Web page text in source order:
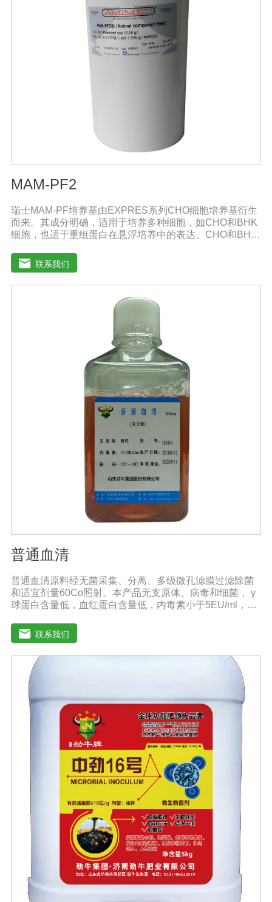
MAM-PF2
瑞士MAM-PF培养基由EXPRES系列CHO细胞培养基衍生
而来。其成分明确，适用于培养多种细胞，如CHO和BHK
细胞，也适于重组蛋白在悬浮培养中的表达。CHO和BHK
列培养基不含L-谷氨酰胺以避免因L-谷氨酰胺降解和胺积累
带来的不利影响。MAM-PF培养基可添加极少量的酚红或
不添加。无血清培养基比需添加血清的培养基高级，它有
助于表达产物的纯化和后续处理。多数市场上出售的无血
清培养基含有多种成分不明确蛋白和（或）蛋白水解产
培养基以及无血清培养基相比具有巨大的技术优势。从风
险控制的角度来看，不含动物蛋白的培养基也极受欢迎，
同时它还可以避免动物性原料短缺和不稳定带来的影响。
MAM-PF1、MAM-PF2、MAM-PF7d 和MAM-PF7e,MAM-
PF培养基不含动物性蛋白和多肽，无成分不明确的水解产
物。用户使用前需自行添加L-谷氨酰胺（0.6一8 mM）。
DMEM High GlouseDMEM培养基是使用BME改良培养
基，其氨基酸和维生素含量是BME培养的四倍。DMEM培
养基中含有非必需氨基酸和特定的必需微量元素，碳酸氢
钠的的浓度也提高了。标准配方DMEM培养基葡萄糖的含
量为1000 mg/L，高糖DMEM培养基葡萄糖的含量为4500
mg/L。DMEM早期是用来培养鼠胚胎细胞。
联系我们
普通血清
普通血清原料经无菌采集、分离、多级微孔滤膜过滤除菌
和适宜剂量60Co照射。本产品无支原体、病毒和细菌， γ
球蛋白含量低，血红蛋白含量低，内毒素小于5EU/ml，具
扩增及单克隆抗体的制备和疫苗的研制及生产。质量标
准：符合《中华人民共和国兽药典》2020版质量标准。规
格：500ml/瓶保存：-15℃―-20℃有效期：5年注意事
项：解冻：采用逐步解冻法（ -20℃→2-8℃→ 室温），可
减少沉淀的产生使血清质量不会受到影响。
联系我们